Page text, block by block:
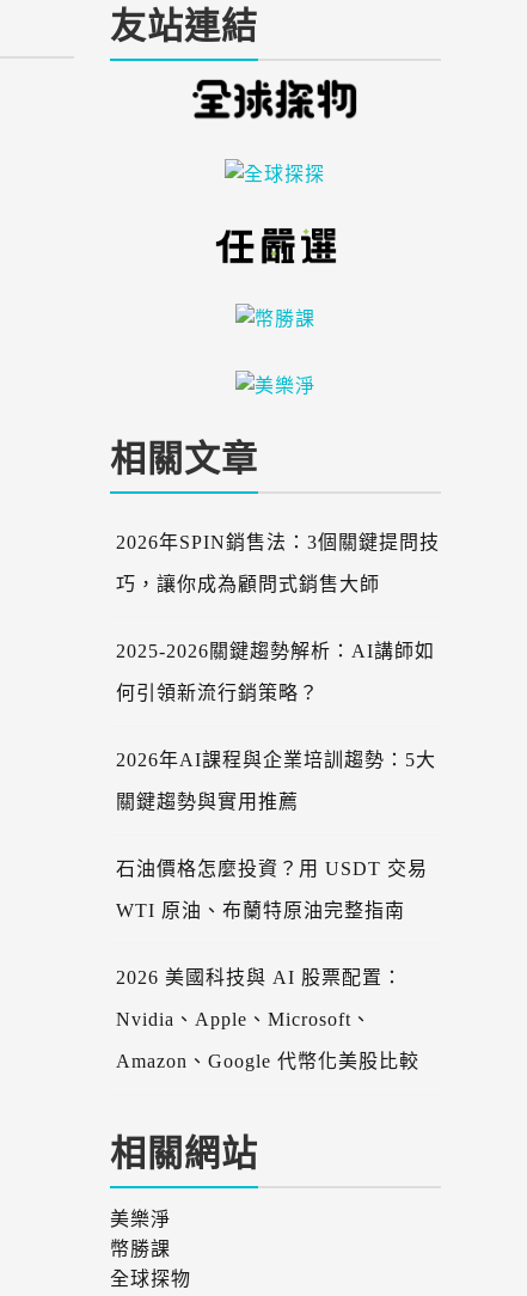
友站連結
相關文章
2026年SPIN銷售法：3個關鍵提問技
巧，讓你成為顧問式銷售大師
2025-2026關鍵趨勢解析：AI講師如
何引領新流行銷策略？
2026年AI課程與企業培訓趨勢：5大
關鍵趨勢與實用推薦
石油價格怎麼投資？用 USDT 交易
WTI 原油、布蘭特原油完整指南
2026 美國科技與 AI 股票配置：
Nvidia、Apple、Microsoft、
Amazon、Google 代幣化美股比較
相關網站
美樂淨
幣勝課
全球探物